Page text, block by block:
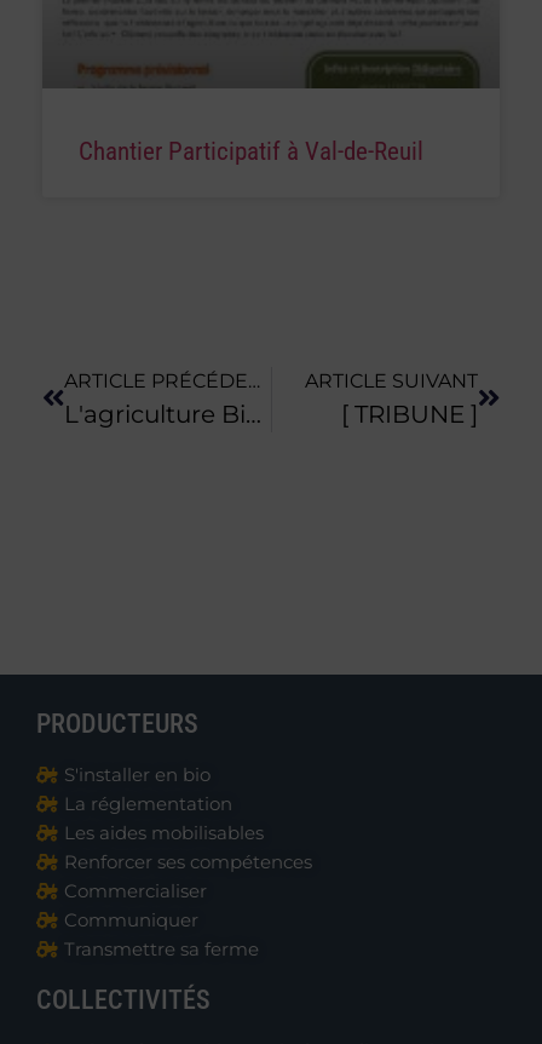
Chantier Participatif à Val-de-Reuil
ARTICLE PRÉCÉDENT
L'agriculture Bio, Un Mode De Production Favorable Au Climat
ARTICLE SUIVANT
[ TRIBUNE ]
PRODUCTEURS
S'installer en bio
La réglementation
Les aides mobilisables
Renforcer ses compétences
Commercialiser
Communiquer
Transmettre sa ferme
COLLECTIVITÉS